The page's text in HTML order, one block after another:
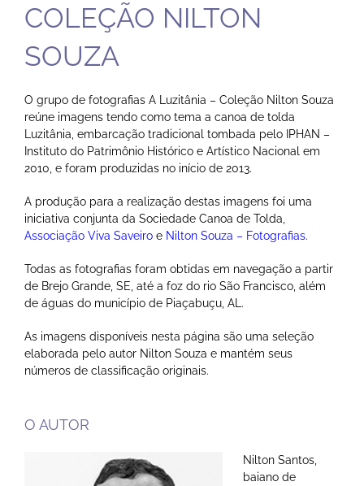
COLEÇÃO NILTON
SOUZA
O grupo de fotografias A Luzitânia – Coleção Nilton Souza
reúne imagens tendo como tema a canoa de tolda
Luzitânia, embarcação tradicional tombada pelo IPHAN –
Instituto do Patrimônio Histórico e Artístico Nacional em
2010, e foram produzidas no início de 2013.
A produção para a realização destas imagens foi uma
iniciativa conjunta da Sociedade Canoa de Tolda,
Associação Viva Saveiro e Nilton Souza – Fotografias.
Todas as fotografias foram obtidas em navegação a partir
de Brejo Grande, SE, até a foz do rio São Francisco, além
de águas do município de Piaçabuçu, AL.
As imagens disponíveis nesta página são uma seleção
elaborada pelo autor Nilton Souza e mantém seus
números de classificação originais.
O AUTOR
Nilton Santos,
baiano de